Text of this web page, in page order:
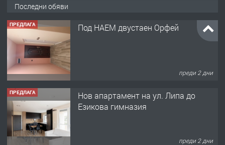
Последни обяви
ПРЕДЛАГА Под НАЕМ двустаен Орфей
преди 2 дни
ПРЕДЛАГА
Нов апартамент на ул. Липа до
Езикова гимназия
преди 2 дни